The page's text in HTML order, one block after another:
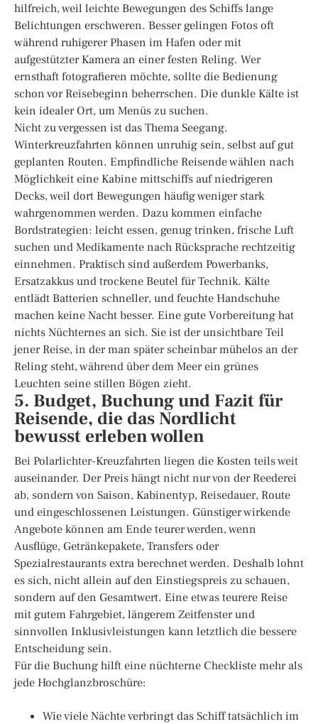
hilfreich, weil leichte Bewegungen des Schiffs lange
Belichtungen erschweren. Besser gelingen Fotos oft
während ruhigerer Phasen im Hafen oder mit
aufgestützter Kamera an einer festen Reling. Wer
ernsthaft fotografieren möchte, sollte die Bedienung
schon vor Reisebeginn beherrschen. Die dunkle Kälte ist
kein idealer Ort, um Menüs zu suchen.
Nicht zu vergessen ist das Thema Seegang.
Winterkreuzfahrten können unruhig sein, selbst auf gut
geplanten Routen. Empfindliche Reisende wählen nach
Möglichkeit eine Kabine mittschiffs auf niedrigeren
Decks, weil dort Bewegungen häufig weniger stark
wahrgenommen werden. Dazu kommen einfache
Bordstrategien: leicht essen, genug trinken, frische Luft
suchen und Medikamente nach Rücksprache rechtzeitig
einnehmen. Praktisch sind außerdem Powerbanks,
Ersatzakkus und trockene Beutel für Technik. Kälte
entlädt Batterien schneller, und feuchte Handschuhe
machen keine Nacht besser. Eine gute Vorbereitung hat
nichts Nüchternes an sich. Sie ist der unsichtbare Teil
jener Reise, in der man später scheinbar mühelos an der
Reling steht, während über dem Meer ein grünes
Leuchten seine stillen Bögen zieht.
5. Budget, Buchung und Fazit für
Reisende, die das Nordlicht
bewusst erleben wollen
Bei Polarlichter-Kreuzfahrten liegen die Kosten teils weit
auseinander. Der Preis hängt nicht nur von der Reederei
ab, sondern von Saison, Kabinentyp, Reisedauer, Route
und eingeschlossenen Leistungen. Günstiger wirkende
Angebote können am Ende teurer werden, wenn
Ausflüge, Getränkepakete, Transfers oder
Spezialrestaurants extra berechnet werden. Deshalb lohnt
es sich, nicht allein auf den Einstiegspreis zu schauen,
sondern auf den Gesamtwert. Eine etwas teurere Reise
mit gutem Fahrgebiet, längerem Zeitfenster und
sinnvollen Inklusivleistungen kann letztlich die bessere
Entscheidung sein.
Für die Buchung hilft eine nüchterne Checkliste mehr als
jede Hochglanzbroschüre:
Wie viele Nächte verbringt das Schiff tatsächlich im